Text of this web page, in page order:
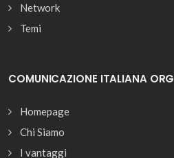
Network
Temi
COMUNICAZIONE ITALIANA ORG
Homepage
Chi Siamo
I vantaggi